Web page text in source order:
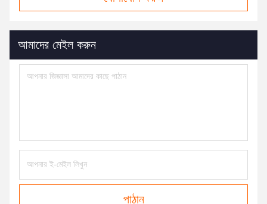
আমাদের মেইল ​​করুন
পাঠান